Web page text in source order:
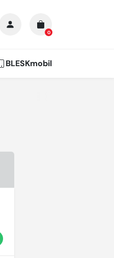
0
BLESKmobil